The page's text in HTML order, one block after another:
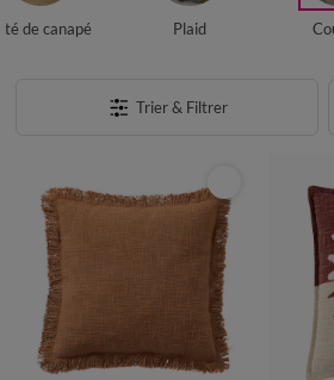
de canapé Plaid
Trier & Filtrer